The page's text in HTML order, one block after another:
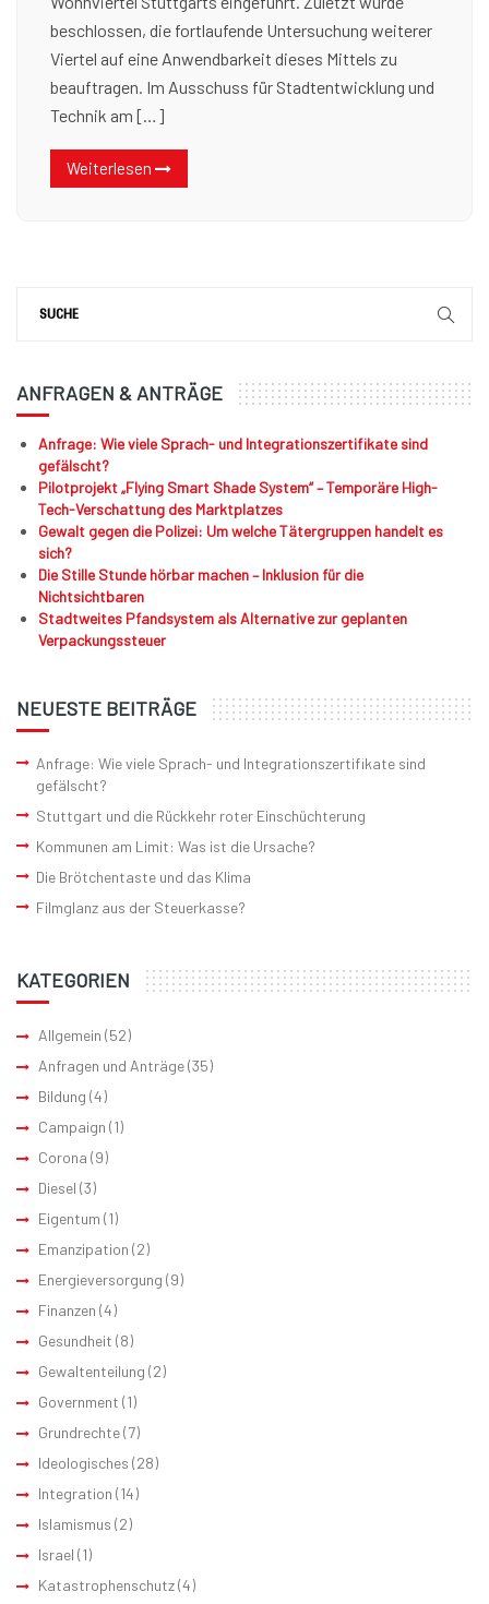
beschlossen, die fortlaufende Untersuchung weiterer
Viertel auf eine Anwendbarkeit dieses Mittels zu
beauftragen. Im Ausschuss für Stadtentwicklung und
Technik am […]
Weiterlesen
ANFRAGEN & ANTRÄGE
Anfrage: Wie viele Sprach- und Integrationszertifikate sind
gefälscht?
Pilotprojekt „Flying Smart Shade System“ – Temporäre High-
Tech-Verschattung des Marktplatzes
Gewalt gegen die Polizei: Um welche Tätergruppen handelt es
sich?
Die Stille Stunde hörbar machen – Inklusion für die
Nichtsichtbaren
Stadtweites Pfandsystem als Alternative zur geplanten
Verpackungssteuer
NEUESTE BEITRÄGE
Anfrage: Wie viele Sprach- und Integrationszertifikate sind
gefälscht?
Stuttgart und die Rückkehr roter Einschüchterung
Kommunen am Limit: Was ist die Ursache?
Die Brötchentaste und das Klima
Filmglanz aus der Steuerkasse?
KATEGORIEN
Allgemein (52)
Anfragen und Anträge(35)
Bildung (4)
Campaign (1)
Corona (9)
Diesel (3)
Eigentum (1)
Emanzipation (2)
Energieversorgung (9)
Finanzen (4)
Gesundheit (8)
Gewaltenteilung (2)
Government (1)
Grundrechte(7)
Ideologisches (28)
Integration (14)
Islamismus (2)
Israel (1)
Katastrophenschutz(4)